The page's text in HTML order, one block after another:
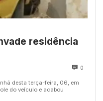
residência
0
desta terça-feira, 06, em
do veículo e acabou